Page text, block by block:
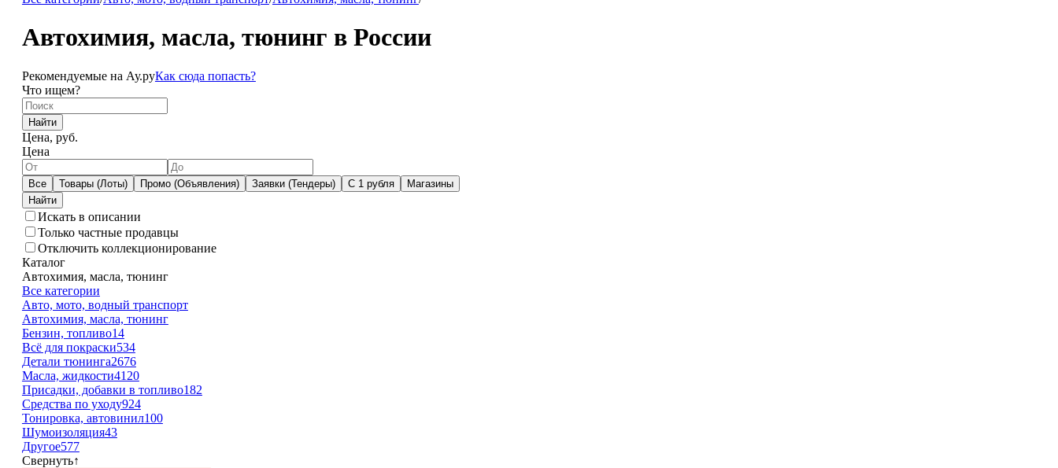
Автохимия, масла, тюнинг в России
Рекомендуемые на Ау.руКак сюда попасть?
Что ищем?
Найти
Цена, руб.
Цена
Все Товары (Лоты) Промо (Объявления) Заявки (Тендеры) С 1 рубля Магазины
Искать в описании
Только частные продавцы
Отключить коллекционирование
Каталог
Автохимия, масла, тюнинг
Все категории
Авто, мото, водный транспорт
Автохимия, масла, тюнинг
Бензин, топливо14
Всё для покраски534
Детали тюнинга2676
Масла, жидкости4120
Присадки, добавки в топливо182
Средства по уходу924
Тонировка, автовинил100
Шумоизоляция43
Другое577
Свернуть↑